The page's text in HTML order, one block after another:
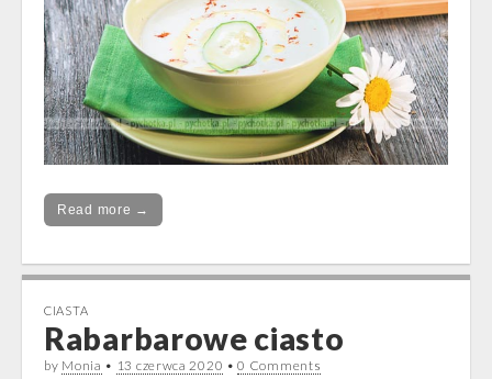
Read more →
CIASTA
Rabarbarowe ciasto
by Monia • 13 czerwca 2020 •0 Comments